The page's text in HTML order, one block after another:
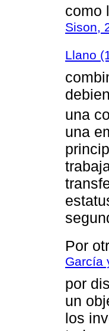
como
Sison,
Llano
una
una
Por
García
por
un
los